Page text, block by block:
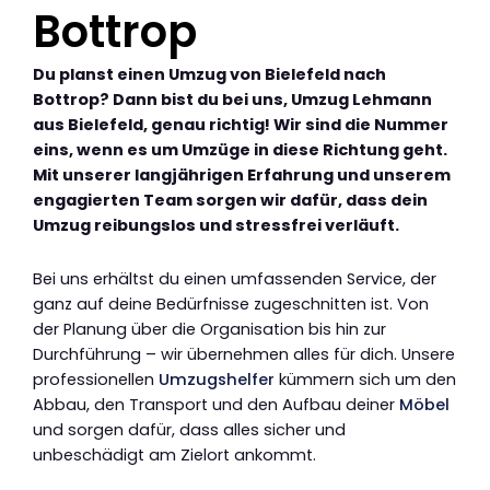
Bottrop
Du planst einen Umzug von Bielefeld nach
Bottrop? Dann bist du bei uns, Umzug Lehmann
aus Bielefeld, genau richtig! Wir sind die Nummer
eins, wenn es um Umzüge in diese Richtung geht.
Mit unserer langjährigen Erfahrung und unserem
engagierten Team sorgen wir dafür, dass dein
Umzug reibungslos und stressfrei verläuft.
Bei uns erhältst du einen umfassenden Service, der
ganz auf deine Bedürfnisse zugeschnitten ist. Von
der Planung über die Organisation bis hin zur
Durchführung – wir übernehmen alles für dich. Unsere
professionellen Umzugshelfer kümmern sich um den
Abbau, den Transport und den Aufbau deiner Möbel
und sorgen dafür, dass alles sicher und
unbeschädigt am Zielort ankommt.